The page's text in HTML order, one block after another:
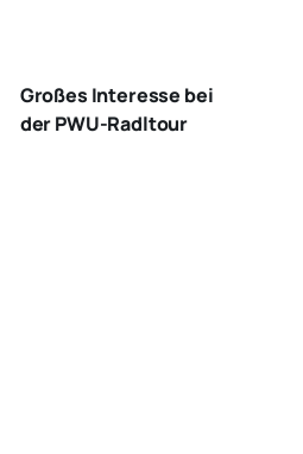
Großes Interesse bei
der PWU-Radltour